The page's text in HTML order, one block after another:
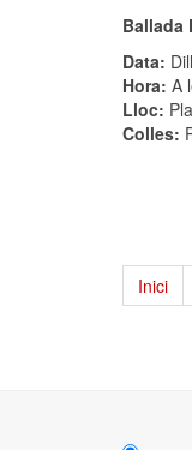
Ballada
Data:
Hora: A
Lloc:
Colles:
Inici